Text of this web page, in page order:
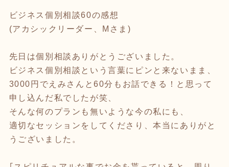
ビジネス個別相談60の感想
(アカシックリーダー、Mさま)
先日は個別相談ありがとうございました。
ビジネス個別相談という言葉にピンと来ないまま、
3000円でえみさんと60分もお話できる！と思って
申し込んだ私でしたが笑、
そんな何のプランも無いような今の私にも、
適切なセッションをしてくださり、本当にありがと
うございました。